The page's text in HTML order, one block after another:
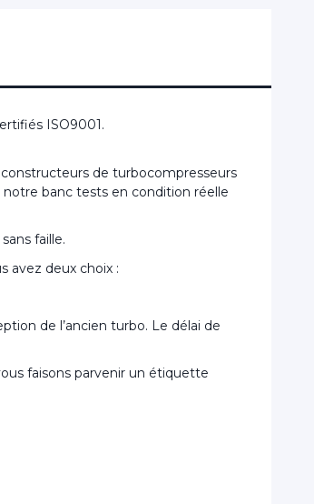
ISO9001.
de turbocompresseurs
notre banc tests en condition réelle
faille.
avez deux choix :
de l’ancien turbo. Le délai de
faisons parvenir un étiquette